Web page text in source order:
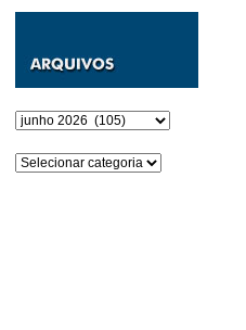
Arquivos
Categorias